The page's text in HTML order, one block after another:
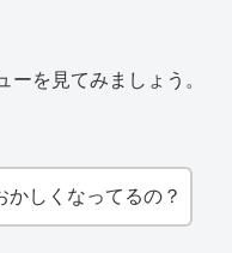
を見てみましょう。
かしくなってるの？